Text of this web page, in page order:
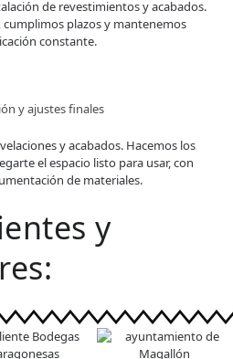
de revestimientos y acabados.
plazos y mantenemos
constante.
y ajustes finales
y acabados. Hacemos los
el espacio listo para usar, con
de materiales.
y